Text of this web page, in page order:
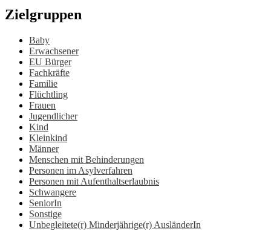
Kindertagesstätten
–
Zielgruppen
Baby
Erwachsener
EU Bürger
Fachkräfte
Familie
Flüchtling
Frauen
Jugendlicher
Kind
Kleinkind
Männer
Menschen mit Behinderungen
Personen im Asylverfahren
Personen mit Aufenthaltserlaubnis
Schwangere
SeniorIn
Sonstige
Unbegleitete(r) Minderjährige(r) AusländerIn